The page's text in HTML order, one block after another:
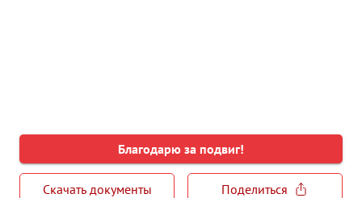
Благодарю за подвиг!
Скачать документы
Поделиться